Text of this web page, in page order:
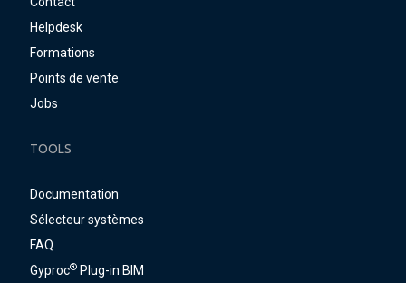
Helpdesk
Formations
Points de vente
Jobs
TOOLS
Documentation
Sélecteur systèmes
FAQ
Gyproc® Plug-in BIM